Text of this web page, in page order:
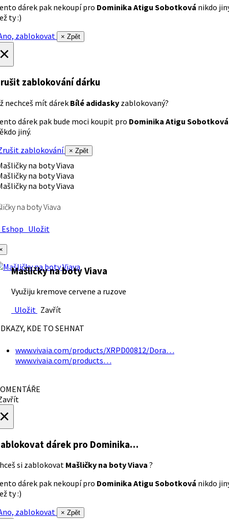
dárek pak nekoupí pro Dominika Atigu Sobotková nikdo
ty :)
zablokovat
× Zpět
zablokování dárku
nechceš mít dárek Bílé adidasky zablokovaný?
dárek pak bude moci koupit pro Dominika Atigu Sobotková
jiný.
zablokování
× Zpět
na boty Viava
Uložit
Mašličky na boty Viava
Využiju kremove cervene a ruzove
Uložit Zavřít
KDE TO SEHNAT
www.vivaia.com/products/XRPD00812/Dora…
www.vivaia.com/products…
dárek pro Dominika…
si zablokovat Mašličky na boty Viava ?
dárek pak nekoupí pro Dominika Atigu Sobotková nikdo
ty :)
zablokovat
× Zpět